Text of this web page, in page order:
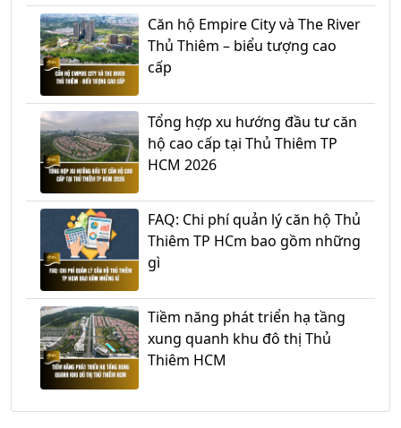
Căn hộ Empire City và The River
Thủ Thiêm – biểu tượng cao
cấp
Tổng hợp xu hướng đầu tư căn
hộ cao cấp tại Thủ Thiêm TP
HCM 2026
FAQ: Chi phí quản lý căn hộ Thủ
Thiêm TP HCm bao gồm những
gì
Tiềm năng phát triển hạ tầng
xung quanh khu đô thị Thủ
Thiêm HCM